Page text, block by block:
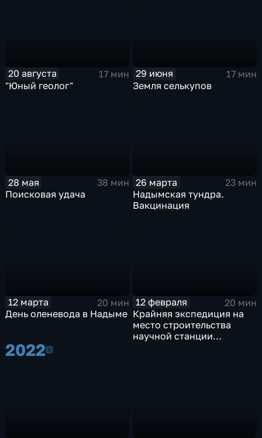
20 августа
17 мин
"Юный геолог"
29 июня
17 мин
Земля селькупов
28 мая
38 мин
Поисковая удача
26 марта
23 мин
Надымская тундра.
Вакцинация
12 марта
20 мин
День оленевода в Надыме
12 февраля
20 мин
Крайняя экспедиция на
место строительства
научной станции
20222022